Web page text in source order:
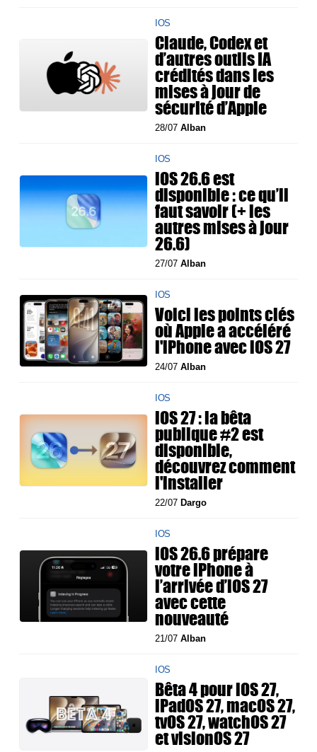
IOS
Claude, Codex et
d’autres outils IA
crédités dans les
mises à jour de
sécurité d’Apple
28/07Alban
IOS
iOS 26.6 est
disponible : ce qu’il
faut savoir (+ les
autres mises à jour
26.6)
27/07Alban
IOS
Voici les points clés
où Apple a accéléré
l'iPhone avec iOS 27
24/07Alban
IOS
iOS 27 : la bêta
publique #2 est
disponible,
découvrez comment
l'installer
22/07 Dargo
IOS
iOS 26.6 prépare
votre iPhone à
l’arrivée d’iOS 27
avec cette
nouveauté
21/07Alban
IOS
Bêta 4 pour iOS 27,
iPadOS 27, macOS 27,
tvOS 27, watchOS 27
et visionOS 27